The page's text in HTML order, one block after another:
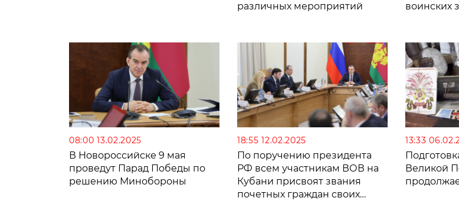
различных мероприятий
воинских
08:00 13.02.2025
В Новороссийске 9 мая
проведут Парад Победы по
решению Минобороны
18:55 12.02.2025
По поручению президента
РФ всем участникам ВОВ на
Кубани присвоят звания
почетных граждан своих
13:33
Великой